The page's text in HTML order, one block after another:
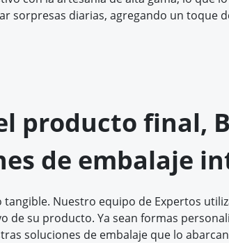
sorpresas diarias, agregando un toque
producto final,
de embalaje
Nuestro equipo de Expertos
su producto. Ya sean formas
soluciones de embalaje que lo